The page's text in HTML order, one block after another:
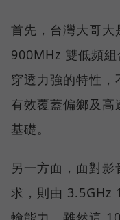
首先，台灣大哥大
900MHz 雙低頻組
穿透力強的特性
有效覆蓋偏鄉及高
基礎。
另一方面，面對
求，則由 3.5GHz